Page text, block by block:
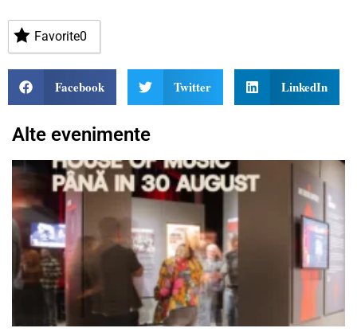
Favorite0
Facebook Twitter LinkedIn
Alte evenimente